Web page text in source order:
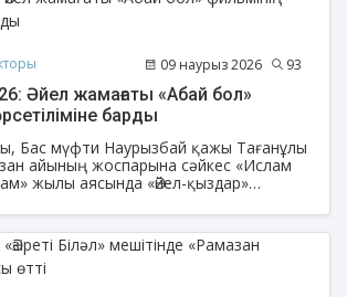
09 наурыз 2026 93
Әйел жамағаты «Абай бол»
барды
Бас мүфти Наурызбай қажы Тағанұлы
айының жоспарына сәйкес «Ислам
жылы аясында «Әйел-қыздар»
түсірген «Абай бол» фильмінің